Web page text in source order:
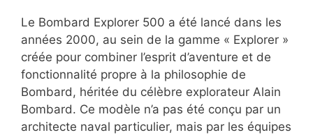
Le Bombard Explorer 500 a été lancé dans les
années 2000, au sein de la gamme « Explorer »
créée pour combiner l’esprit d’aventure et de
fonctionnalité propre à la philosophie de
Bombard, héritée du célèbre explorateur Alain
Bombard. Ce modèle n’a pas été conçu par un
architecte naval particulier, mais par les équipes